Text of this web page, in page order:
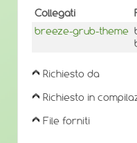
Collegati
breeze-grub-theme
Richiesto da
Richiesto in
File forniti